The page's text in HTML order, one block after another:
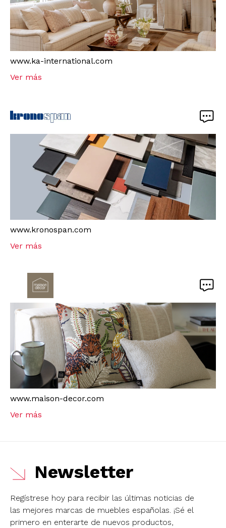
www.ka-international.com
Ver más
www.kronospan.com
Ver más
www.maison-decor.com
Ver más
Newsletter
Regístrese hoy para recibir las últimas noticias de
las mejores marcas de muebles españolas. ¡Sé el
primero en enterarte de nuevos productos,